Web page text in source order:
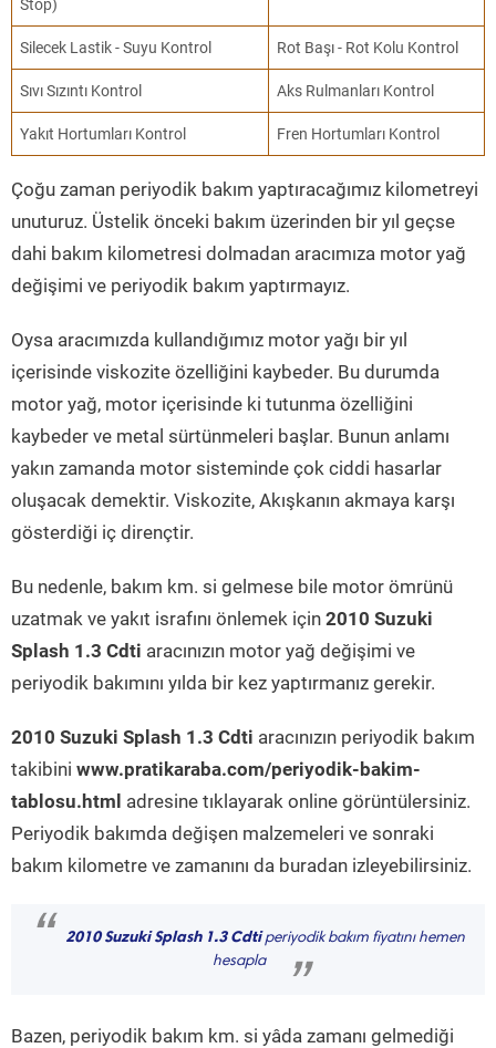
Stop)
Silecek Lastik - Suyu Kontrol Rot Başı - Rot Kolu Kontrol
Sıvı Sızıntı Kontrol Aks Rulmanları Kontrol
Yakıt Hortumları Kontrol Fren Hortumları Kontrol
Çoğu zaman periyodik bakım yaptıracağımız kilometreyi
unuturuz. Üstelik önceki bakım üzerinden bir yıl geçse
dahi bakım kilometresi dolmadan aracımıza motor yağ
değişimi ve periyodik bakım yaptırmayız.
Oysa aracımızda kullandığımız motor yağı bir yıl
içerisinde viskozite özelliğini kaybeder. Bu durumda
motor yağ, motor içerisinde ki tutunma özelliğini
kaybeder ve metal sürtünmeleri başlar. Bunun anlamı
yakın zamanda motor sisteminde çok ciddi hasarlar
oluşacak demektir. Viskozite, Akışkanın akmaya karşı
gösterdiği iç dirençtir.
Bu nedenle, bakım km. si gelmese bile motor ömrünü
uzatmak ve yakıt israfını önlemek için 2010 Suzuki
Splash 1.3 Cdti aracınızın motor yağ değişimi ve
periyodik bakımını yılda bir kez yaptırmanız gerekir.
2010 Suzuki Splash 1.3 Cdti aracınızın periyodik bakım
takibini www.pratikaraba.com/periyodik-bakim-
tablosu.html adresine tıklayarak online görüntülersiniz.
Periyodik bakımda değişen malzemeleri ve sonraki
bakım kilometre ve zamanını da buradan izleyebilirsiniz.
“ 2010 Suzuki Splash 1.3 Cdtiperiyodik bakım fiyatını hemen
hesapla
”
Bazen, periyodik bakım km. si yâda zamanı gelmediği